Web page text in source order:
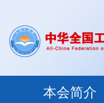
本会简介